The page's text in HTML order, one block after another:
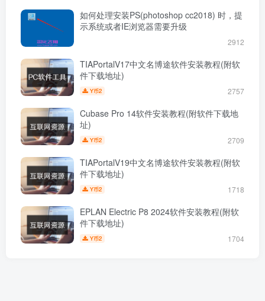
如何处理安装PS(photoshop cc2018) 时，提
示系统或者IE浏览器需要升级
2912
TIAPortalV17中文名博途软件安装教程(附软
件下载地址)
Y币2 2757
Cubase Pro 14软件安装教程(附软件下载地
址)
Y币2 2709
TIAPortalV19中文名博途软件安装教程(附软
件下载地址)
Y币2 1718
EPLAN Electric P8 2024软件安装教程(附软
件下载地址)
Y币2 1704